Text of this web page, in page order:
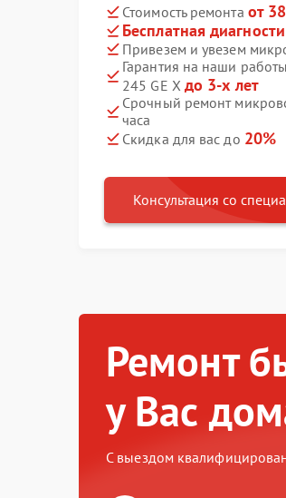
Стоимость ремонта от
Бесплатная
Привезем и увезем
Гарантия на наши
245 GE X до 3-х лет
Срочный ремонт
часа
Скидка для вас до 20%
Консультация со
Ремонт
у Вас
С выездом